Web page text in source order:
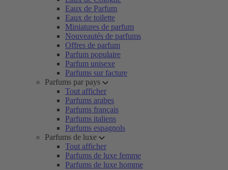
Eaux de Parfum
Eaux de toilette
Miniatures de parfum
Nouveautés de parfums
Offres de parfum
Parfum populaire
Parfum unisexe
Parfums sur facture
Parfums par pays
Tout afficher
Parfums arabes
Parfums français
Parfums italiens
Parfums espagnols
Parfums de luxe
Tout afficher
Parfums de luxe femme
Parfums de luxe homme